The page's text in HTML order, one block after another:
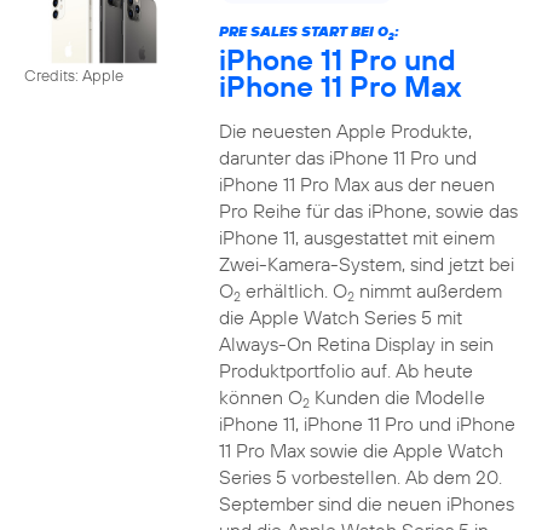
Credits: Apple
PRE SALES START BEI O2:
iPhone 11 Pro und
iPhone 11 Pro Max
Die neuesten Apple Produkte,
darunter das iPhone 11 Pro und
iPhone 11 Pro Max aus der neuen
Pro Reihe für das iPhone, sowie das
iPhone 11, ausgestattet mit einem
Zwei-Kamera-System, sind jetzt bei
O2erhältlich. O2nimmt außerdem
die Apple Watch Series 5 mit
Always-On Retina Display in sein
Produktportfolio auf. Ab heute
können O2Kunden die Modelle
iPhone 11, iPhone 11 Pro und iPhone
11 Pro Max sowie die Apple Watch
Series 5 vorbestellen. Ab dem 20.
September sind die neuen iPhones